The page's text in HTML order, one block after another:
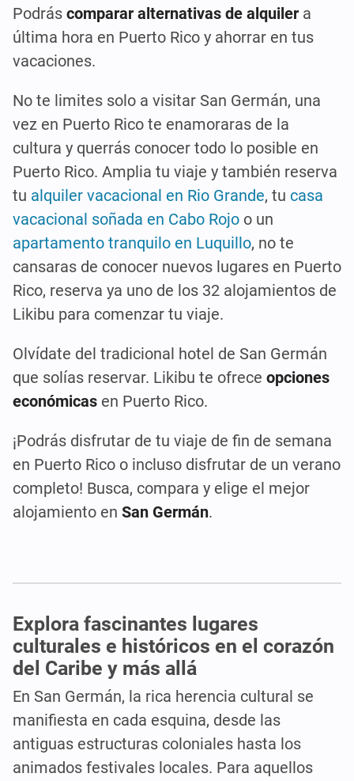
Podrás comparar alternativas de alquiler a
última hora en Puerto Rico y ahorrar en tus
vacaciones.
No te limites solo a visitar San Germán, una
vez en Puerto Rico te enamoraras de la
cultura y querrás conocer todo lo posible en
Puerto Rico. Amplia tu viaje y también reserva
tu alquiler vacacional en Rio Grande, tu casa
vacacional soñada en Cabo Rojo o un
apartamento tranquilo en Luquillo, no te
cansaras de conocer nuevos lugares en Puerto
Rico, reserva ya uno de los 32 alojamientos de
Likibu para comenzar tu viaje.
Olvídate del tradicional hotel de San Germán
que solías reservar. Likibu te ofrece opciones
económicas en Puerto Rico.
¡Podrás disfrutar de tu viaje de fin de semana
en Puerto Rico o incluso disfrutar de un verano
completo! Busca, compara y elige el mejor
alojamiento en San Germán.
Explora fascinantes lugares
culturales e históricos en el corazón
del Caribe y más allá
En San Germán, la rica herencia cultural se
manifiesta en cada esquina, desde las
antiguas estructuras coloniales hasta los
animados festivales locales. Para aquellos